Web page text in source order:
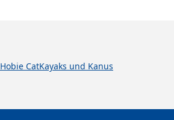
Hobie CatKayaks und Kanus